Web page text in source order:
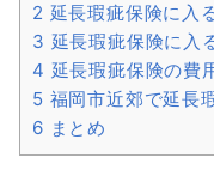
2 延長瑕疵保険に入
3 延長瑕疵保険に入
4 延長瑕疵保険の費
5 福岡市近郊で延長
6 まとめ